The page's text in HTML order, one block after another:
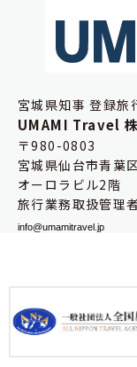
宮城県知事 登録
UMAMI Travel
〒980-0803
宮城県仙台市青葉
オーロラビル2階
旅行業務取扱管理